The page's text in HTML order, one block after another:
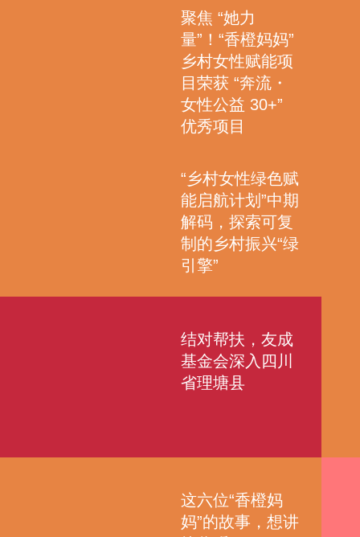
聚焦 “她力
量”！“香橙妈妈”
乡村女性赋能项
目荣获 “奔流・
女性公益 30+”
优秀项目
“乡村女性绿色赋
能启航计划”中期
解码，探索可复
制的乡村振兴“绿
引擎”
结对帮扶，友成
基金会深入四川
省理塘县
这六位“香橙妈
妈”的故事，想讲